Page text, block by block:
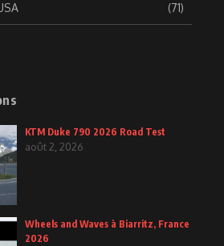
(71)
KTM Duke 790 2026 Road Test
août 2, 2026
Wheels and Waves à Biarritz, France
2026